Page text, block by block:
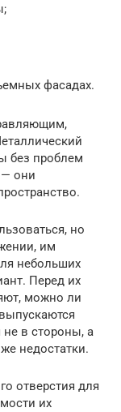
фасадах.
без проблем
— они
но
им
небольших
Перед их
можно ли
в стороны, а
недостатки.
отверстия для
их